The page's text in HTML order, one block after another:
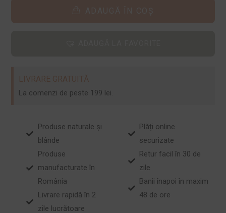
LIVRARE GRATUITĂ
La comenzi de peste 199 lei.
Produse naturale și
blânde
Produse
manufacturate în
România
Livrare rapidă în 2
zile lucrătoare
Plăți online
securizate
Retur facil în 30 de
zile
Banii înapoi în maxim
48 de ore